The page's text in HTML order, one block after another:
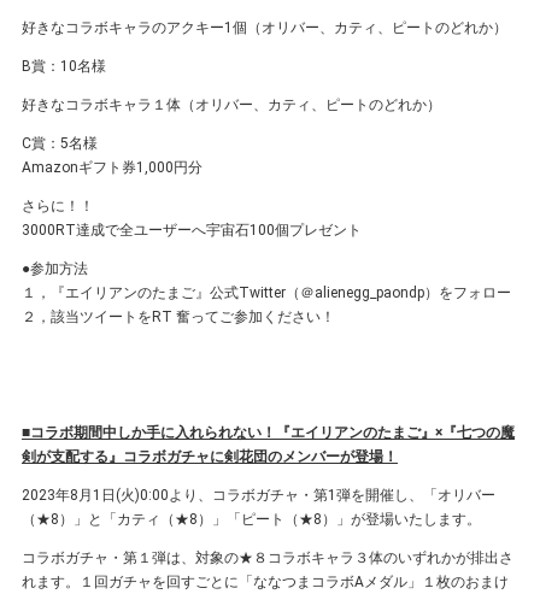
好きなコラボキャラのアクキー1個（オリバー、カティ、ピートのどれか）
B賞：10名様
好きなコラボキャラ１体（オリバー、カティ、ピートのどれか）
C賞：5名様
Amazonギフト券1,000円分
さらに！！
3000RT達成で全ユーザーへ宇宙石100個プレゼント
●参加⽅法
１，『エイリアンのたまご』公式Twitter（＠alienegg_paondp）をフォロー
２，該当ツイートをRT 奮ってご参加ください！
■コラボ期間中しか⼿に⼊れられない！『エイリアンのたまご』×『七つの魔
剣が支配する』コラボガチャに剣花団のメンバーが登場！
2023年8⽉1⽇(火)0:00より、コラボガチャ・第1弾を開催し、「オリバー
（★8）」と「カティ（★8）」「ピート（★8）」が登場いたします。
コラボガチャ・第１弾は、対象の★８コラボキャラ３体のいずれかが排出さ
れます。１回ガチャを回すごとに「ななつまコラボAメダル」１枚のおまけ